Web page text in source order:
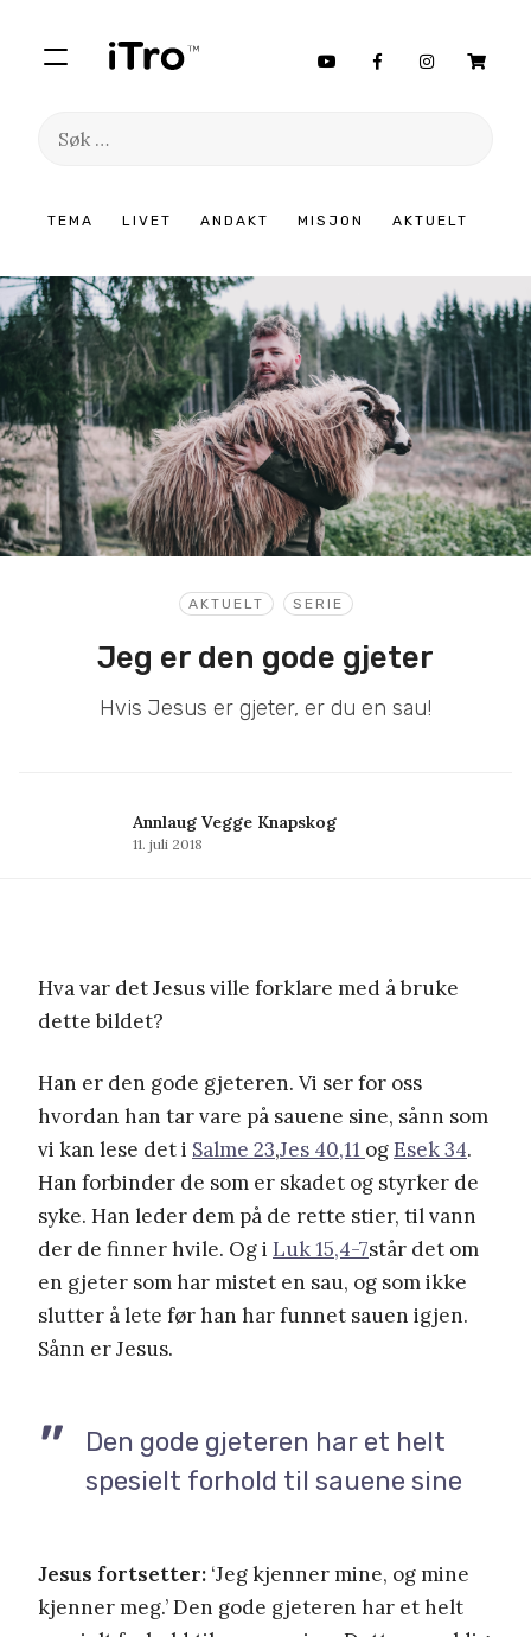
TEMA LIVET ANDAKT MISJON AKTUELT
Søk
innhold
AKTUELT SERIE
Jeg er den gode gjeter
Hvis Jesus er gjeter, er du en sau!
Annlaug Vegge Knapskog
11. juli 2018
Hva var det Jesus ville forklare med å bruke
dette bildet?
Han er den gode gjeteren. Vi ser for oss
hvordan han tar vare på sauene sine, sånn som
vi kan lese det i Salme 23,Jes 40,11 og Esek 34.
Han forbinder de som er skadet og styrker de
syke. Han leder dem på de rette stier, til vann
der de finner hvile. Og i Luk 15,4-7står det om
en gjeter som har mistet en sau, og som ikke
slutter å lete før han har funnet sauen igjen.
Sånn er Jesus.
Den gode gjeteren har et helt
spesielt forhold til sauene sine
Jesus fortsetter: ‘Jeg kjenner mine, og mine
kjenner meg.’ Den gode gjeteren har et helt